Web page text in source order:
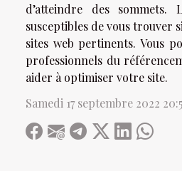
d’atteindre des
susceptibles de vous trouver
sites web pertinents. Vous
professionnels du
aider à optimiser votre site.
Samedi 17 septembre 2022